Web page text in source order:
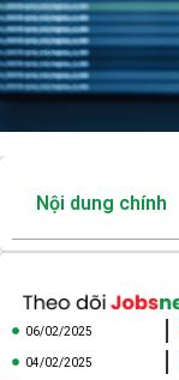
06/02/2025
04/02/2025
Nội dung chính